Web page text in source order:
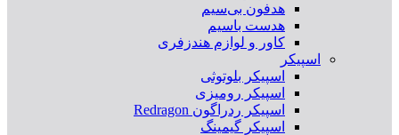
هدفون بی‌سیم
هدست باسیم
کاور و لوازم هندزفری
اسپیکر
اسپیکر بلوتوثی
اسپیکر رومیزی
اسپیکر ردراگون Redragon
اسپیکر گیمینگ